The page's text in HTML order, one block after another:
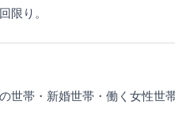
限り。
世帯・新婚世帯・働く女性世